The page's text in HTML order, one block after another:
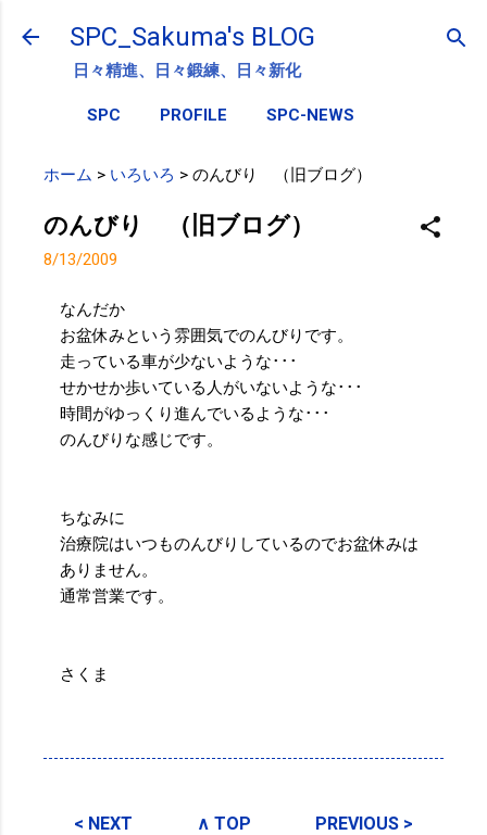
スキップしてメイン コンテンツに移動
SPC_Sakuma's BLOG
日々精進、日々鍛練、日々新化
SPC PROFILE SPC-NEWS
ホーム > いろいろ > のんびり （旧ブログ）
のんびり （旧ブログ）
8/13/2009
なんだか
お盆休みという雰囲気でのんびりです。
走っている車が少ないような･･･
せかせか歩いている人がいないような･･･
時間がゆっくり進んでいるような･･･
のんびりな感じです。
ちなみに
治療院はいつものんびりしているのでお盆休みは
ありません。
通常営業です。
さくま
< NEXT ∧ TOP PREVIOUS >